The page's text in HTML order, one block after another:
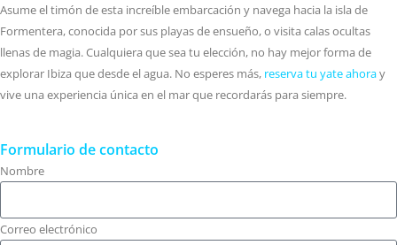
Asume el timón de esta increíble embarcación y navega hacia la isla de
Formentera, conocida por sus playas de ensueño, o visita calas ocultas
llenas de magia. Cualquiera que sea tu elección, no hay mejor forma de
explorar Ibiza que desde el agua. No esperes más, reserva tu yate ahoray
vive una experiencia única en el mar que recordarás para siempre.
Formulario de contacto
Nombre
Correo electrónico